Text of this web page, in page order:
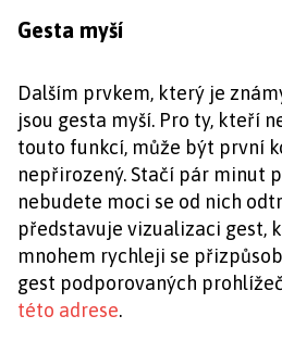
Gesta myší
Dalším prvkem, který je
jsou gesta myší. Pro ty, kteří
touto funkcí, může být první
nepřirozený. Stačí pár minut
nebudete moci se od nich
představuje vizualizaci gest,
mnohem rychleji se
gest podporovaných
této adrese.